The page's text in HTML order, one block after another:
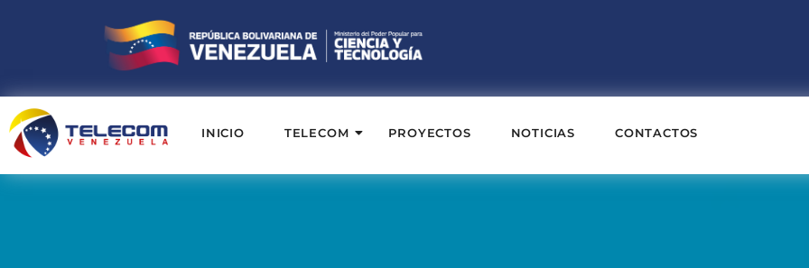
INICIO TELECOM PROYECTOS NOTICIAS CONTACTOS